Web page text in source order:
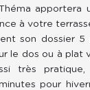
apportera
à votre
son dossier 5
le dos ou à plat
très
pour